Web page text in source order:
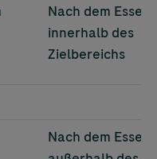
Nach dem Essen
innerhalb des
Zielbereichs
Nach dem Essen